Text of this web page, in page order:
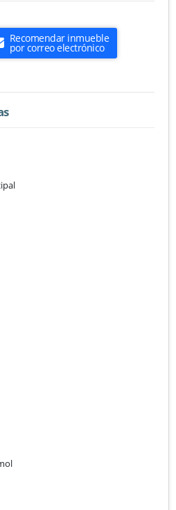
Recomendar inmueble
por correo electrónico